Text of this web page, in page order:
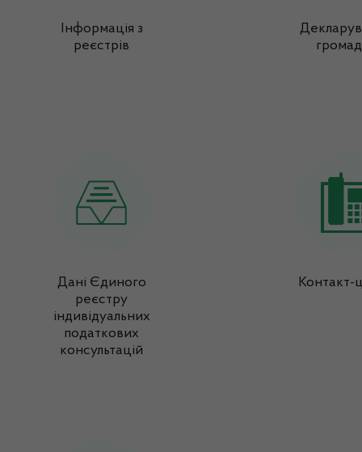
Інформація з
реєстрів
Дані Єдиного
реєстру
індивідуальних
податкових
консультацій
Контакт-